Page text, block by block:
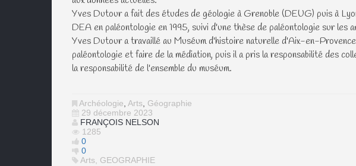
Yves Dutour a fait des études de géologie à Grenoble (DEUG) puis à
DEA en paléontologie en 1995, suivi d'une thèse de paléontologie sur les
Yves Dutour a travaillé au Muséum d'histoire naturelle d'Aix-en-
paléontologie et faire de la médiation, puis il a pris la responsabilité des
la responsabilité de l'ensemble du muséum.
Archéologie, Arts, Géographie
29 décembre 2023
FRANÇOIS NELSON
1285
0
0
Arts, GEOGRAPHIE